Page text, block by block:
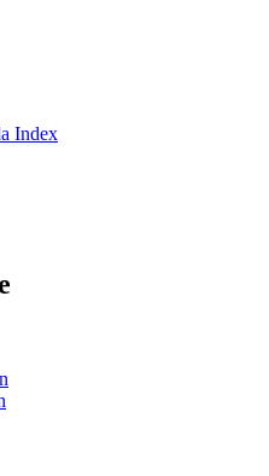
Index